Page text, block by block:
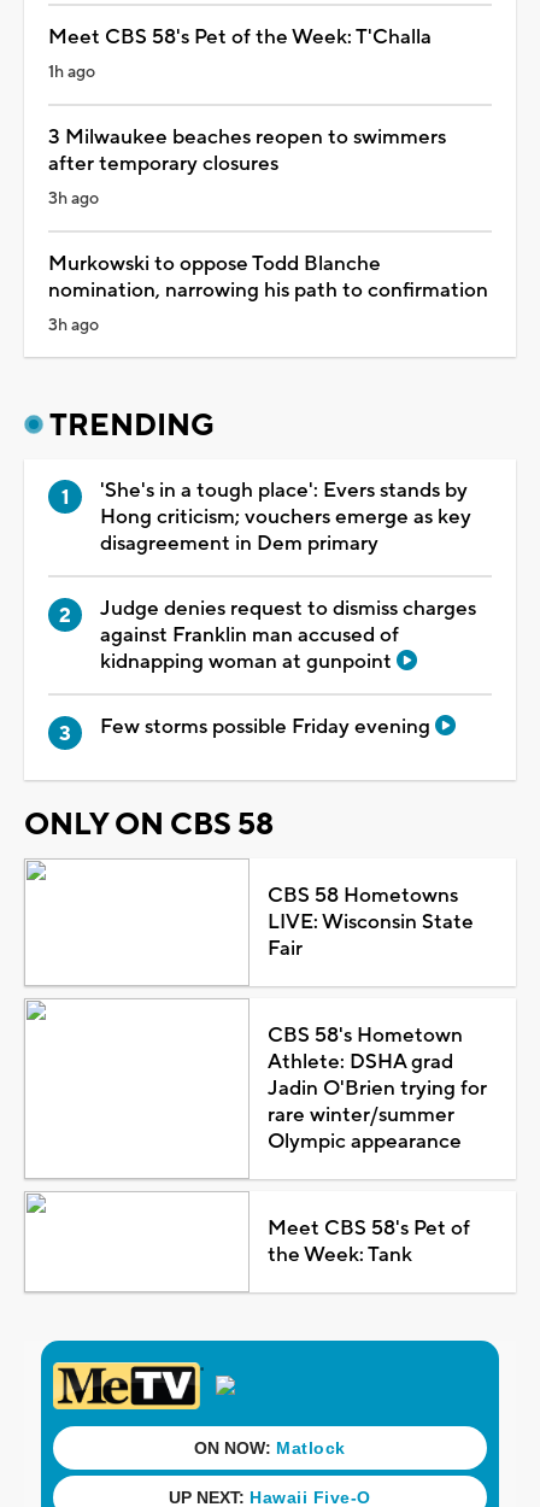
Meet CBS 58's Pet of the Week: T'Challa
1h ago
3 Milwaukee beaches reopen to swimmers
after temporary closures
3h ago
Murkowski to oppose Todd Blanche
nomination, narrowing his path to confirmation
3h ago
TRENDING
'She's in a tough place': Evers stands by
Hong criticism; vouchers emerge as key
disagreement in Dem primary
Judge denies request to dismiss charges
against Franklin man accused of
kidnapping woman at gunpoint
Few storms possible Friday evening
ONLY ON CBS 58
CBS 58 Hometowns
LIVE: Wisconsin State
Fair
CBS 58's Hometown
Athlete: DSHA grad
Jadin O'Brien trying for
rare winter/summer
Olympic appearance
Meet CBS 58's Pet of
the Week: Tank